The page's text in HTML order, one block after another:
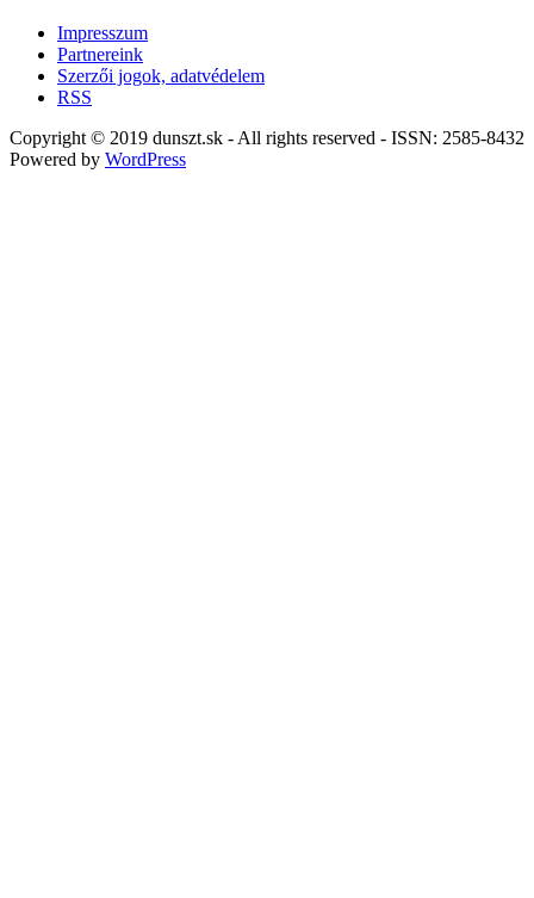
Impresszum
Partnereink
Szerzői jogok, adatvédelem
RSS
Copyright © 2019 dunszt.sk - All rights reserved - ISSN: 2585-8432
Powered by WordPress